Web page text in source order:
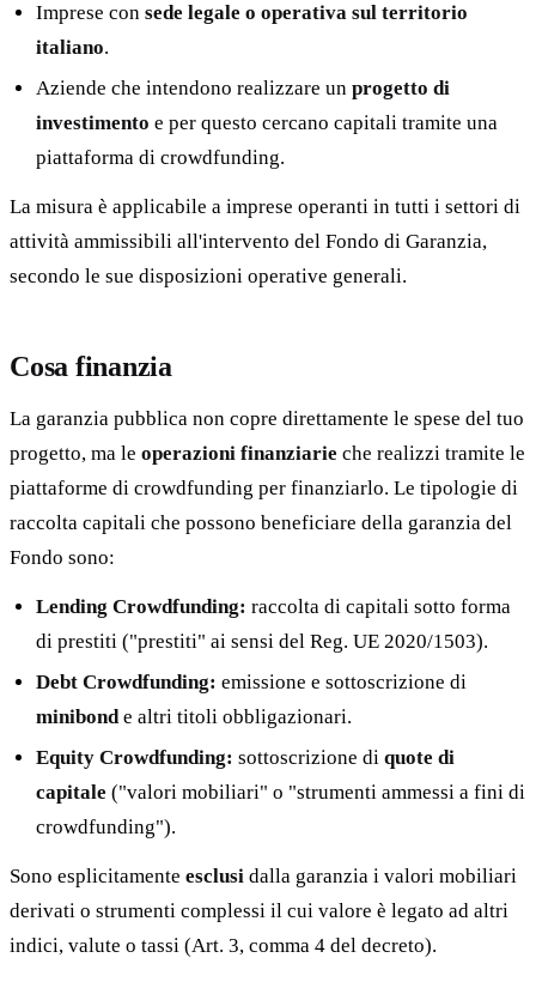
Imprese consede legale o operativa sul territorio
italiano.
Aziende che intendono realizzare unprogetto di
investimento e per questo cercano capitali tramite una
piattaforma di crowdfunding.
La misura è applicabile a imprese operanti in tutti i settori di
attività ammissibili all'intervento del Fondo di Garanzia,
secondo le sue disposizioni operative generali.
Cosa finanzia
La garanzia pubblica non copre direttamente le spese del tuo
progetto, ma le operazioni finanziarie che realizzi tramite le
piattaforme di crowdfunding per finanziarlo. Le tipologie di
raccolta capitali che possono beneficiare della garanzia del
Fondo sono:
Lending Crowdfunding: raccolta di capitali sotto forma
di prestiti ("prestiti" ai sensi del Reg. UE 2020/1503).
Debt Crowdfunding: emissione e sottoscrizione di
minibonde altri titoli obbligazionari.
Equity Crowdfunding: sottoscrizione diquote di
capitale ("valori mobiliari" o "strumenti ammessi a fini di
crowdfunding").
Sono esplicitamente esclusi dalla garanzia i valori mobiliari
derivati o strumenti complessi il cui valore è legato ad altri
indici, valute o tassi (Art. 3, comma 4 del decreto).